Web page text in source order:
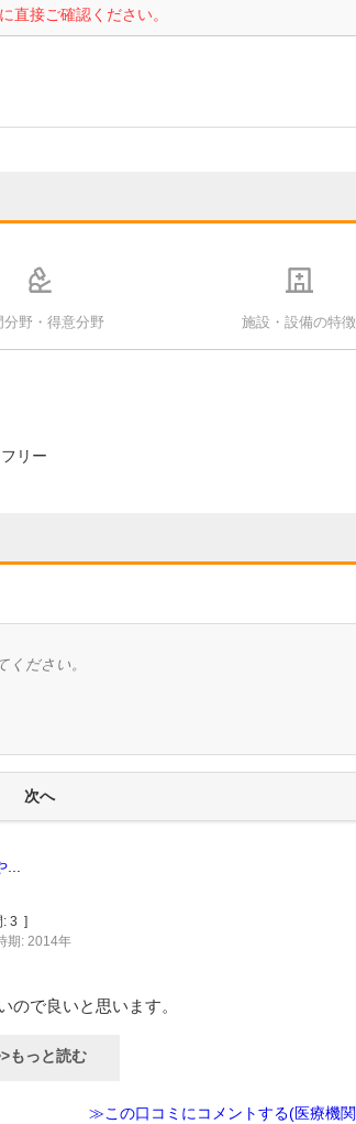
直接ご確認ください。
分野・得意分野 施設・設備の特徴
リー
: 3
期: 2014年
ので良いと思います。
もっと読む
≫この口コミにコメントする(医療機